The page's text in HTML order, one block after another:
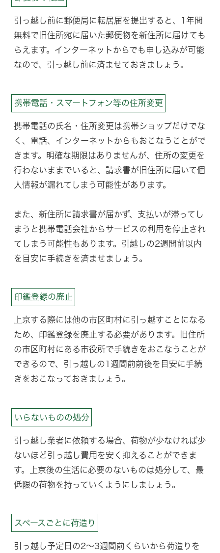
引っ越し前に郵便局に転居届を提出すると、1年間
無料で旧住所宛に届いた郵便物を新住所に届けても
らえます。インターネットからでも申し込みが可能
なので、引っ越し前に済ませておきましょう。
携帯電話・スマートフォン等の住所変更
携帯電話の氏名・住所変更は携帯ショップだけでな
く、電話、インターネットからもおこなうことがで
きます。明確な期限はありませんが、住所の変更を
行わないままでいると、請求書が旧住所に届いて個
人情報が漏れてしまう可能性があります。
また、新住所に請求書が届かず、支払いが滞ってし
まうと携帯電話会社からサービスの利用を停止され
てしまう可能性もあります。引越しの2週間前以内
を目安に手続きを済ませましょう。
印鑑登録の廃止
上京する際には他の市区町村に引っ越すことになる
ため、印鑑登録を廃止する必要があります。旧住所
の市区町村にある市役所で手続きをおこなうことが
できるので、引っ越しの1週間前前後を目安に手続
きをおこなっておきましょう。
いらないものの処分
引っ越し業者に依頼する場合、荷物が少なければ少
ないほど引っ越し費用を安く抑えることができま
す。上京後の生活に必要のないものは処分して、最
低限の荷物を持っていくようにしましょう。
スペースごとに荷造り
引っ越し予定日の2〜3週間前くらいから荷造りを